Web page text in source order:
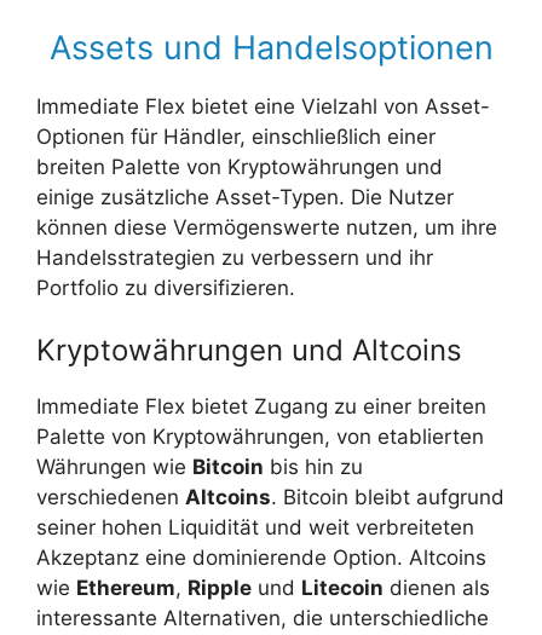
Assets und Handelsoptionen
Immediate Flex bietet eine Vielzahl von Asset-
Optionen für Händler, einschließlich einer
breiten Palette von Kryptowährungen und
einige zusätzliche Asset-Typen. Die Nutzer
können diese Vermögenswerte nutzen, um ihre
Handelsstrategien zu verbessern und ihr
Portfolio zu diversifizieren.
Kryptowährungen und Altcoins
Immediate Flex bietet Zugang zu einer breiten
Palette von Kryptowährungen, von etablierten
Währungen wie Bitcoin bis hin zu
verschiedenen Altcoins. Bitcoin bleibt aufgrund
seiner hohen Liquidität und weit verbreiteten
Akzeptanz eine dominierende Option. Altcoins
wie Ethereum, Ripple und Litecoin dienen als
interessante Alternativen, die unterschiedliche